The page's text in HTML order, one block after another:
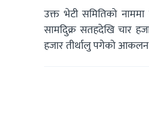
उक्त भेटी समितिको
सामदिुक्र सतहदेखि चार
हजार तीर्थालु पगेको